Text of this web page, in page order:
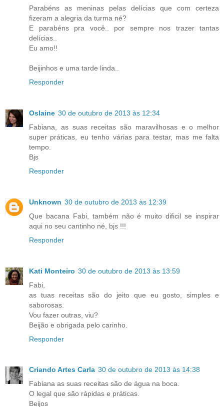
Parabéns as meninas pelas delícias que com certeza
fizeram a alegria da turma né?
E parabéns pra você.. por sempre nos trazer tantas
delícias..
Eu amo!!
Beijinhos e uma tarde linda..
Responder
Oslaine 30 de outubro de 2013 às 12:34
Fabiana, as suas receitas são maravilhosas e o melhor
super práticas, eu tenho várias para testar, mas me falta
tempo.
Bjs
Responder
Unknown 30 de outubro de 2013 às 12:39
Que bacana Fabi, também não é muito dificil se inspirar
aqui no seu cantinho né, bjs !!!
Responder
Kati Monteiro 30 de outubro de 2013 às 13:59
Fabi,
as tuas receitas são do jeito que eu gosto, simples e
saborosas.
Vou fazer outras, viu?
Beijão e obrigada pelo carinho.
Responder
Criando Artes Carla 30 de outubro de 2013 às 14:38
Fabiana as suas receitas são de água na boca.
O legal que são rápidas e práticas.
Beijos